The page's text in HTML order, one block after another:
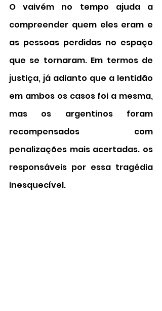
O vaivém no tempo ajuda a
compreender quem eles eram e
as pessoas perdidas no espaço
que se tornaram. Em termos de
justiça, já adianto que a lentidão
em ambos os casos foi a mesma,
mas os argentinos foram
recompensados com
penalizações mais acertadas. os
responsáveis por essa tragédia
inesquecível.